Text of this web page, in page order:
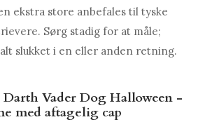
ekstra store anbefales til tyske
Sørg stadig for at måle;
slukket i en eller anden retning.
Darth Vader Dog Halloween -
med aftagelig cap